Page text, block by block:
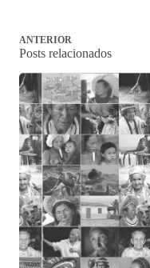
ANTERIOR
Posts relacionados